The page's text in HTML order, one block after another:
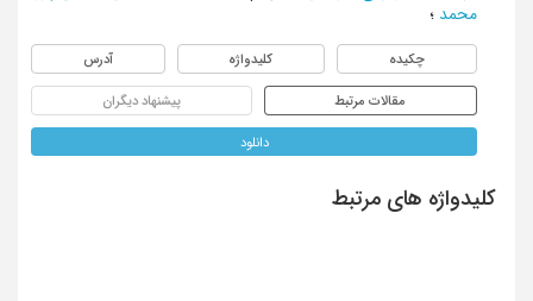
محمد ؛
چکیده کلیدواژه آدرس
مقالات مرتبط پیشنهاد دیگران
دانلود
کلیدواژه های مرتبط